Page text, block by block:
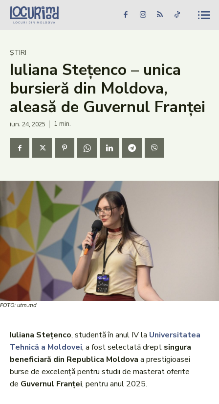
Caută în site... Căutare
Știri
Evenimente
Dezvoltare rurală
Vinării
Patrimoniu
Produs Acasă
ȘTIRI
Iuliana Stețenco – unica
bursieră din Moldova,
aleasă de Guvernul Franței
iun. 24, 2025 1 min.
FOTO: utm.md
Iuliana Stețenco, studentă în anul IV la Universitatea
Tehnică a Moldovei, a fost selectată drept singura
beneficiară din Republica Moldova a prestigioasei
burse de excelență pentru studii de masterat oferite
de Guvernul Franței, pentru anul 2025.